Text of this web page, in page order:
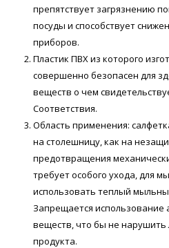
препятствует загрязнению
посуды и способствует
приборов.
Пластик ПВХ из которого
совершенно безопасен для
веществ о чем
Соответствия.
Область применения:
на столешницу, как на
предотвращения
требует особого ухода, для
использовать теплый
Запрещается
веществ, что бы не
продукта.